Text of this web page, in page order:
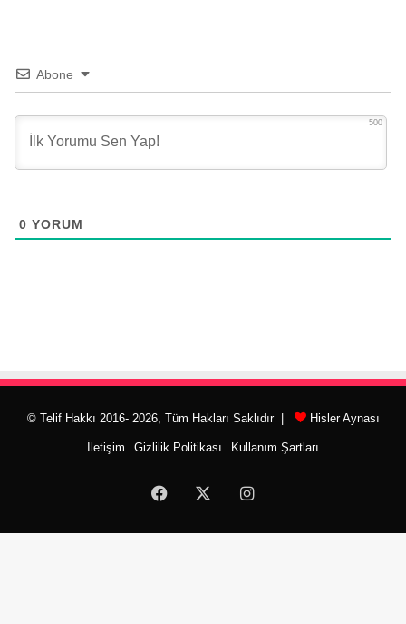
Abone
500
0 YORUM
© Telif Hakkı 2016- 2026, Tüm Hakları Saklıdır | Hisler Aynası
İletişim Gizlilik Politikası Kullanım Şartları
Facebook Instagram